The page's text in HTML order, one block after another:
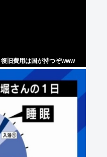
旧費用は国が持つぞwww